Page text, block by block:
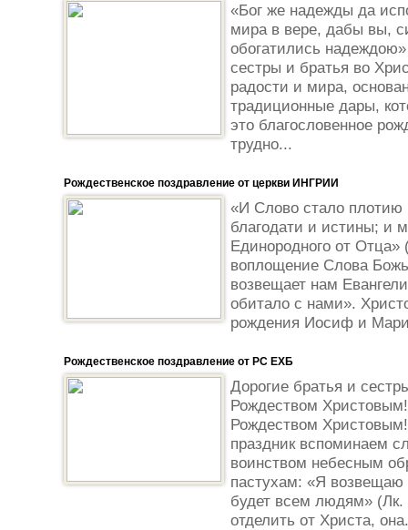
«Бог же надежды да
мира в вере, дабы вы,
обогатились
сестры и братья во
радости и мира,
традиционные дары,
это благословенное
трудно...
Рождественское поздравление от церкви ИНГРИИ
«И Слово стало плотию
благодати и истины; и
Единородного от
воплощение Слова
возвещает нам
обитало с нами».
рождения Иосиф и
Рождественское поздравление от РС ЕХБ
Дорогие братья и
Рождеством
Рождеством
праздник вспоминаем
воинством небесным
пастухам: «Я возвещаю
будет всем людям» (Лк.
отделить от Христа,